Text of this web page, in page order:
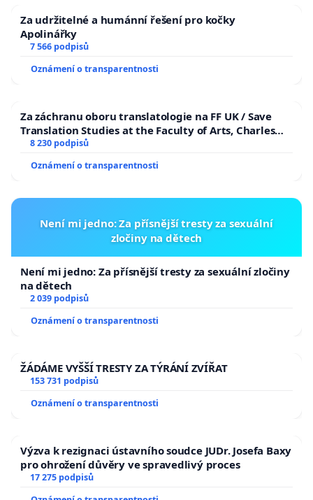
Za udržitelné a humánní řešení pro kočky
Apolinářky
7 566 podpisů
Oznámení o transparentnosti
Za záchranu oboru translatologie na FF UK / Save
Translation Studies at the Faculty of Arts, Charles
University
8 230 podpisů
Oznámení o transparentnosti
Není mi jedno: Za přísnější tresty za sexuální
zločiny na dětech
Není mi jedno: Za přísnější tresty za sexuální zločiny
na dětech
2 039 podpisů
Oznámení o transparentnosti
ŽÁDÁME VYŠŠÍ TRESTY ZA TÝRÁNÍ ZVÍŘAT
153 731 podpisů
Oznámení o transparentnosti
Výzva k rezignaci ústavního soudce JUDr. Josefa Baxy
pro ohrožení důvěry ve spravedlivý proces
17 275 podpisů